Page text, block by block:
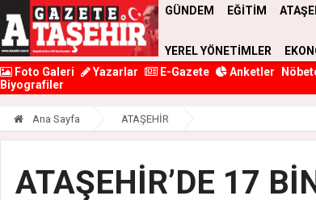
GÜNDEM EĞİTİM
YEREL YÖNETİMLER
Foto Galeri
Yazarlar E-Gazete Anketler
Biyografiler
Ana Sayfa ATAŞEHİR
ATAŞEHİR’DE 17